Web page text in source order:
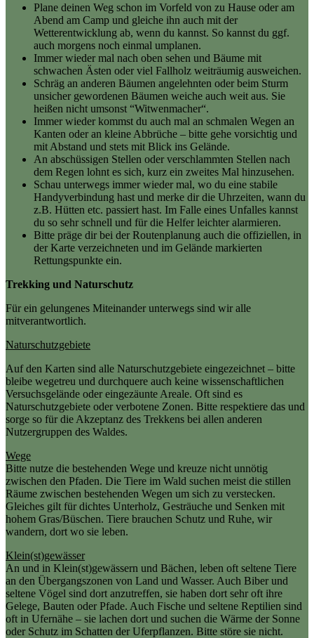
Plane deinen Weg schon im Vorfeld von zu Hause oder am
Abend am Camp und gleiche ihn auch mit der
Wetterentwicklung ab, wenn du kannst. So kannst du ggf.
auch morgens noch einmal umplanen.
Immer wieder mal nach oben sehen und Bäume mit
schwachen Ästen oder viel Fallholz weiträumig ausweichen.
Schräg an anderen Bäumen angelehnten oder beim Sturm
unsicher gewordenen Bäumen weiche auch weit aus. Sie
heißen nicht umsonst “Witwenmacher“.
Immer wieder kommst du auch mal an schmalen Wegen an
Kanten oder an kleine Abbrüche – bitte gehe vorsichtig und
mit Abstand und stets mit Blick ins Gelände.
An abschüssigen Stellen oder verschlammten Stellen nach
dem Regen lohnt es sich, kurz ein zweites Mal hinzusehen.
Schau unterwegs immer wieder mal, wo du eine stabile
Handyverbindung hast und merke dir die Uhrzeiten, wann du
z.B. Hütten etc. passiert hast. Im Falle eines Unfalles kannst
du so sehr schnell und für die Helfer leichter alarmieren.
Bitte präge dir bei der Routenplanung auch die offiziellen, in
der Karte verzeichneten und im Gelände markierten
Rettungspunkte ein.
Trekking und Naturschutz
Für ein gelungenes Miteinander unterwegs sind wir alle
mitverantwortlich.
Naturschutzgebiete
Auf den Karten sind alle Naturschutzgebiete eingezeichnet – bitte
bleibe wegetreu und durchquere auch keine wissenschaftlichen
Versuchsgelände oder eingezäunte Areale. Oft sind es
Naturschutzgebiete oder verbotene Zonen. Bitte respektiere das und
sorge so für die Akzeptanz des Trekkens bei allen anderen
Nutzergruppen des Waldes.
Wege
Bitte nutze die bestehenden Wege und kreuze nicht unnötig
zwischen den Pfaden. Die Tiere im Wald suchen meist die stillen
Räume zwischen bestehenden Wegen um sich zu verstecken.
Gleiches gilt für dichtes Unterholz, Gesträuche und Senken mit
hohem Gras/Büschen. Tiere brauchen Schutz und Ruhe, wir
wandern, dort wo sie leben.
Klein(st)gewässer
An und in Klein(st)gewässern und Bächen, leben oft seltene Tiere
an den Übergangszonen von Land und Wasser. Auch Biber und
seltene Vögel sind dort anzutreffen, sie haben dort sehr oft ihre
Gelege, Bauten oder Pfade. Auch Fische und seltene Reptilien sind
oft in Ufernähe – sie lachen dort und suchen die Wärme der Sonne
oder Schutz im Schatten der Uferpflanzen. Bitte störe sie nicht.